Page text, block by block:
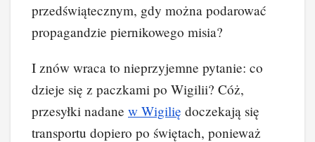
przedświątecznym, gdy można podarować
propagandzie piernikowego misia?
I znów wraca to nieprzyjemne pytanie: co
dzieje się z paczkami po Wigilii? Cóż,
przesyłki nadane w Wigilię doczekają się
transportu dopiero po świętach, ponieważ